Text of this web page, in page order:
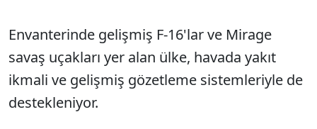
Envanterinde gelişmiş F-16'lar ve Mirage
savaş uçakları yer alan ülke, havada yakıt
ikmali ve gelişmiş gözetleme sistemleriyle de
destekleniyor.